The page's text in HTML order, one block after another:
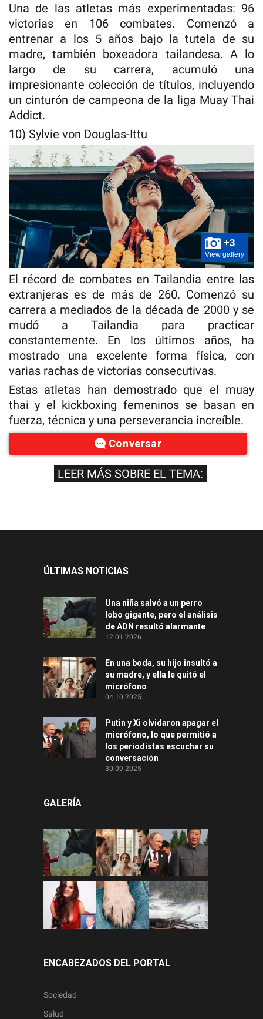
Una de las atletas más experimentadas: 96
victorias en 106 combates. Comenzó a
entrenar a los 5 años bajo la tutela de su
madre, también boxeadora tailandesa. A lo
largo de su carrera, acumuló una
impresionante colección de títulos, incluyendo
un cinturón de campeona de la liga Muay Thai
Addict.
10) Sylvie von Douglas-Ittu
+3
View gallery
El récord de combates en Tailandia entre las
extranjeras es de más de 260. Comenzó su
carrera a mediados de la década de 2000 y se
mudó a Tailandia para practicar
constantemente. En los últimos años, ha
mostrado una excelente forma física, con
varias rachas de victorias consecutivas.
Estas atletas han demostrado que el muay
thai y el kickboxing femeninos se basan en
fuerza, técnica y una perseverancia increíble.
Conversar
LEER MÁS SOBRE EL TEMA:
ÚLTIMAS NOTICIAS
Una niña salvó a un perro
lobo gigante, pero el análisis
de ADN resultó alarmante
12.01.2026
En una boda, su hijo insultó a
su madre, y ella le quitó el
micrófono
04.10.2025
Putin y Xi olvidaron apagar el
micrófono, lo que permitió a
los periodistas escuchar su
conversación
30.09.2025
GALERÍA
ENCABEZADOS DEL PORTAL
Sociedad
Salud